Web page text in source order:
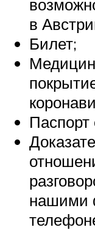
в
Билет;
Паспорт
нашими